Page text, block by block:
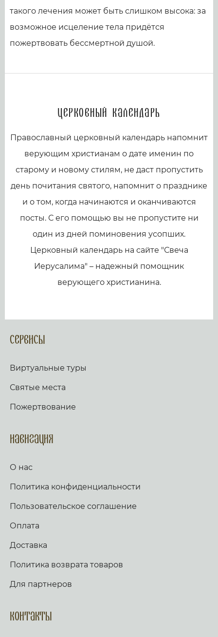
такого лечения может быть слишком высока: за
возможное исцеление тела придётся
пожертвовать бессмертной душой.
Церковный календарь
Православный церковный календарь напомнит
верующим христианам о дате именин по
старому и новому стилям, не даст пропустить
день почитания святого, напомнит о празднике
и о том, когда начинаются и оканчиваются
посты. С его помощью вы не пропустите ни
один из дней поминовения усопших.
Церковный календарь на сайте "Свеча
Иерусалима" – надежный помощник
верующего христианина.
Сервисы
Виртуальные туры
Святые места
Пожертвование
Навигация
О нас
Политика конфиденциальности
Пользовательское соглашение
Оплата
Доставка
Политика возврата товаров
Для партнеров
Контакты